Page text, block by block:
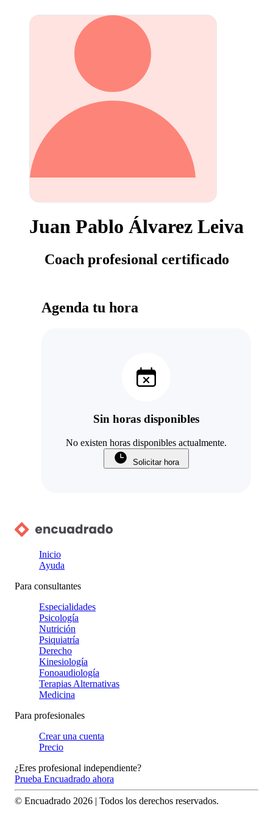
Juan Pablo Álvarez Leiva
Coach profesional certificado
Agenda tu hora
Sin horas disponibles
No existen horas disponibles actualmente.
Solicitar hora
Inicio
Ayuda
Para consultantes
Especialidades
Psicología
Nutrición
Psiquiatría
Derecho
Kinesiología
Fonoaudiología
Terapias Alternativas
Medicina
Para profesionales
Crear una cuenta
Precio
¿Eres profesional independiente?
Prueba Encuadrado ahora
© Encuadrado 2026 | Todos los derechos reservados.